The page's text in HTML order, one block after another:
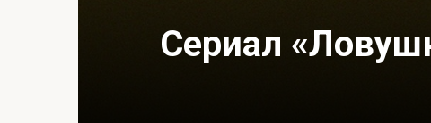
Сериал